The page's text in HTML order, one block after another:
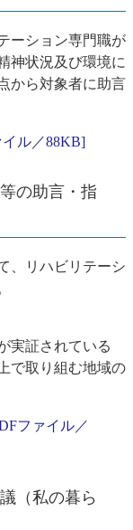
ーション専門職が
神状況及び環境に
から対象者に助言
ル／88KB]
の助言・指
、リハビリテーシ
実証されている
で取り組む地域の
ファイル／
（私の暮ら